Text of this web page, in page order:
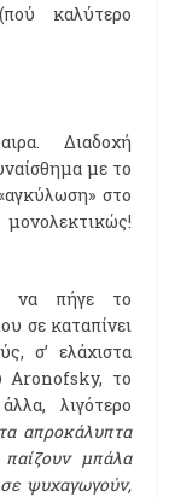
καλύτερο
Διαδοχή
με το
στο
να πήγε το
σε καταπίνει
σ’ ελάχιστα
Aronofsky, το
λιγότερο
απροκάλυπτα
μπάλα
ψυχαγωγούν,